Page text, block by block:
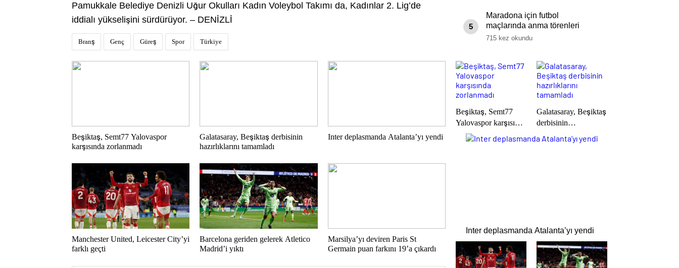
Pamukkale Belediye Denizli Uğur Okulları Kadın Voleybol Takımı da, Kadınlar 2. Lig’de
iddialı yükselişini sürdürüyor. – DENİZLİ
Branş Genç Güreş Spor Türkiye
Beşiktaş, Semt77 Yalovaspor
karşısında zorlanmadı
Galatasaray, Beşiktaş derbisinin
hazırlıklarını tamamladı
Inter deplasmanda Atalanta’yı yendi
Manchester United, Leicester City’yi
farklı geçti
Barcelona geriden gelerek Atletico
Madrid’i yıktı
Marsilya’yı deviren Paris St
Germain puan farkını 19’a çıkardı
5
Maradona için futbol
maçlarında anma törenleri
yapılacak
715 kez okundu
Beşiktaş, Semt77
Yalovaspor karşısında
zorlanmadı
Galatasaray, Beşiktaş
derbisinin
Inter deplasmanda Atalanta’yı yendi